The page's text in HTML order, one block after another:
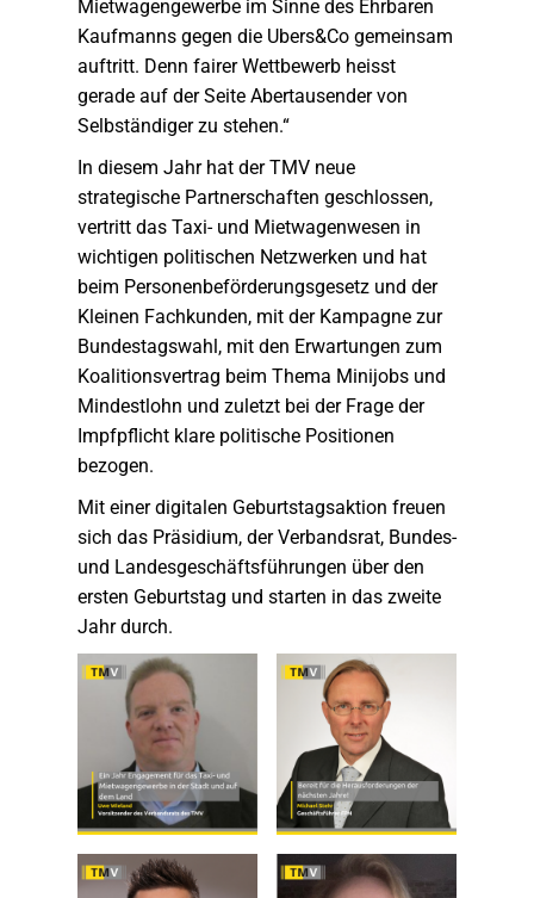
Mietwagengewerbe im Sinne des Ehrbaren
Kaufmanns gegen die Ubers&Co gemeinsam
auftritt. Denn fairer Wettbewerb heisst
gerade auf der Seite Abertausender von
Selbständiger zu stehen.“
In diesem Jahr hat der TMV neue
strategische Partnerschaften geschlossen,
vertritt das Taxi- und Mietwagenwesen in
wichtigen politischen Netzwerken und hat
beim Personenbeförderungsgesetz und der
Kleinen Fachkunden, mit der Kampagne zur
Bundestagswahl, mit den Erwartungen zum
Koalitionsvertrag beim Thema Minijobs und
Mindestlohn und zuletzt bei der Frage der
Impfpflicht klare politische Positionen
bezogen.
Mit einer digitalen Geburtstagsaktion freuen
sich das Präsidium, der Verbandsrat, Bundes-
und Landesgeschäftsführungen über den
ersten Geburtstag und starten in das zweite
Jahr durch.